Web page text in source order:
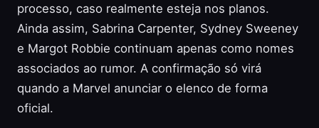
processo, caso realmente esteja nos planos.
Ainda assim, Sabrina Carpenter, Sydney Sweeney
e Margot Robbie continuam apenas como nomes
associados ao rumor. A confirmação só virá
quando a Marvel anunciar o elenco de forma
oficial.